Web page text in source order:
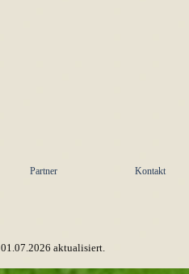
Menü überspringen
Partner Kontakt
01.07.2026 aktualisiert.